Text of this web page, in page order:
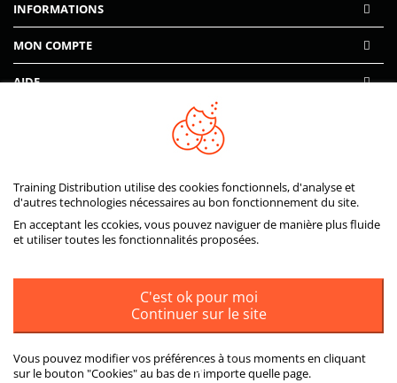
INFORMATIONS
MON COMPTE
Training Distribution utilise des cookies fonctionnels, d'analyse et
d'autres technologies nécessaires au bon fonctionnement du site.
En acceptant les ccokies, vous pouvez naviguer de manière plus fluide
et utiliser toutes les fonctionnalités proposées.
C'est ok pour moi
Continuer sur le site
Vous pouvez modifier vos préférences à tous moments en cliquant
sur le bouton "Cookies" au bas de n'importe quelle page.
AIDE